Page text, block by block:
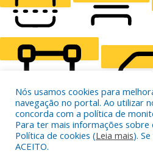
READING LINE READING MASK
HIGHLIGHT CONTENT STOP
Nós usamos cookies para
navegação no portal. Ao utilizar
concorda com a política de
Para ter mais informações sobre
Política de cookies (Leia mais).
ACEITO.